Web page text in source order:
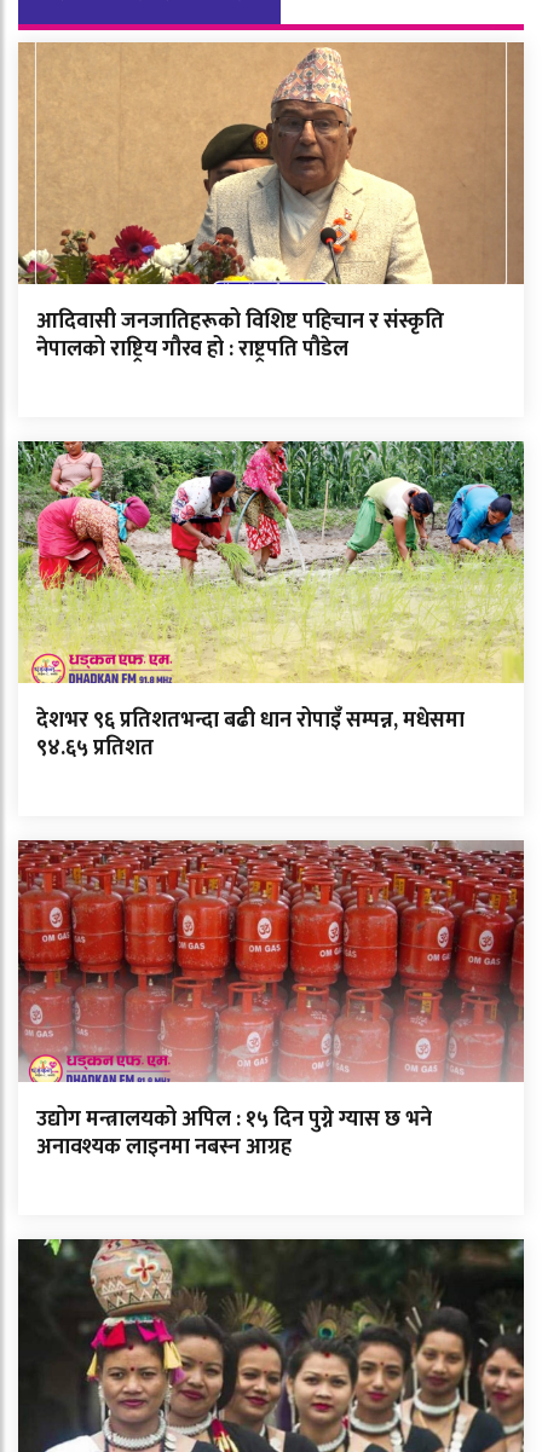
आदिवासी जनजातिहरूको विशिष्ट पहिचान र संस्कृति
नेपालको राष्ट्रिय गौरव हो : राष्ट्रपति पौडेल
देशभर ९६ प्रतिशतभन्दा बढी धान रोपाइँ सम्पन्न, मधेसमा
९४.६५ प्रतिशत
उद्योग मन्त्रालयको अपिल : १५ दिन पुग्ने ग्यास छ भने
अनावश्यक लाइनमा नबस्न आग्रह